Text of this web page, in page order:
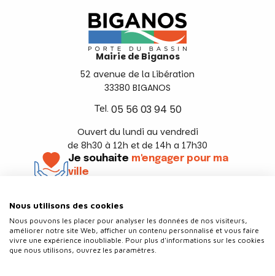
Mairie de Biganos
52 avenue de la Libération
33380 BIGANOS
Tel. 05 56 03 94 50
Ouvert du lundi au vendredi
de 8h30 à 12h et de 14h a 17h30
Je souhaite m'engager pour ma
ville
Nous utilisons des cookies
Nous pouvons les placer pour analyser les données de nos visiteurs,
améliorer notre site Web, afficher un contenu personnalisé et vous faire
vivre une expérience inoubliable. Pour plus d'informations sur les cookies
que nous utilisons, ouvrez les paramètres.